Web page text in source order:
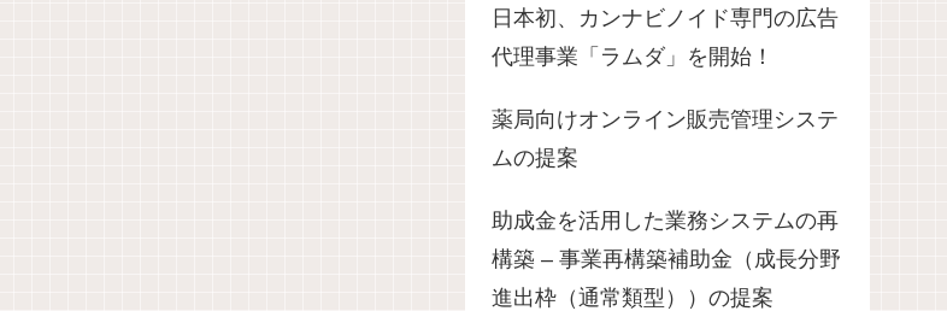
日本初、カンナビノイド専門の広告
代理事業「ラムダ」を開始！
薬局向けオンライン販売管理システ
ムの提案
助成金を活用した業務システムの再
構築 – 事業再構築補助金（成長分野
進出枠（通常類型））の提案